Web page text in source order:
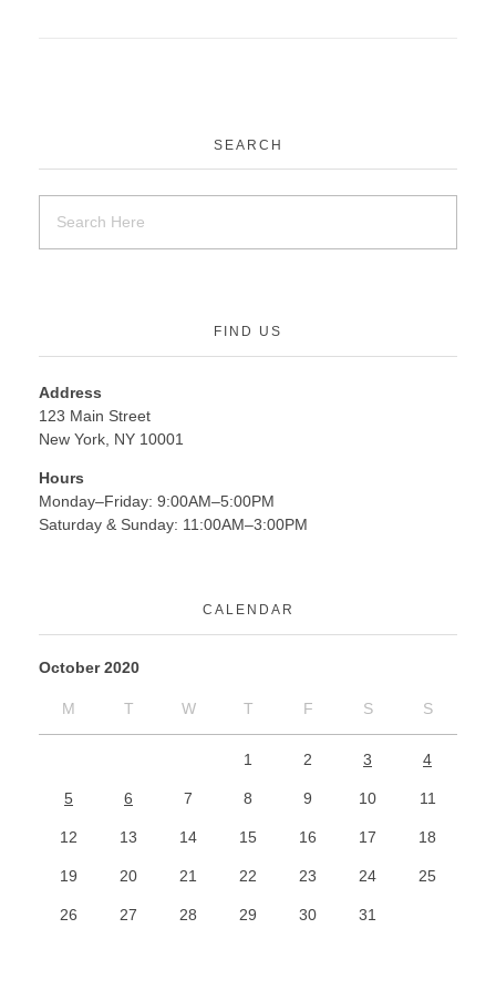
SEARCH
FIND US
Address
123 Main Street
New York, NY 10001
Hours
Monday–Friday: 9:00AM–5:00PM
Saturday & Sunday: 11:00AM–3:00PM
CALENDAR
October 2020
M T W T F S S
1 2 3 4
5 6 7 8 9 10 11
12 13 14 15 16 17 18
19 20 21 22 23 24 25
26 27 28 29 30 31